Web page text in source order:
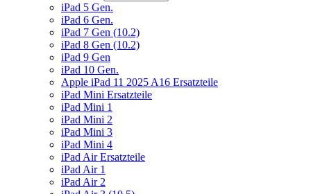
iPad 5 Gen.
iPad 6 Gen.
iPad 7 Gen (10.2)
iPad 8 Gen (10.2)
iPad 9 Gen
iPad 10 Gen.
Apple iPad 11 2025 A16 Ersatzteile
iPad Mini Ersatzteile
iPad Mini 1
iPad Mini 2
iPad Mini 3
iPad Mini 4
iPad Air Ersatzteile
iPad Air 1
iPad Air 2